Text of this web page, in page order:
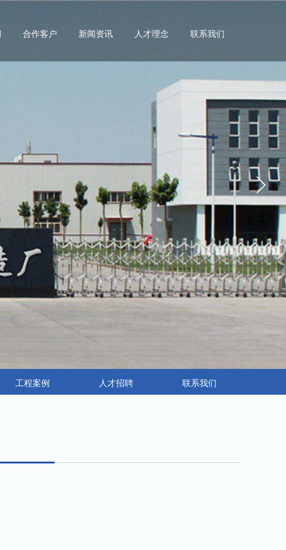
合作客户 新闻资讯 人才理念 联系我们
工程案例 人才招聘 联系我们